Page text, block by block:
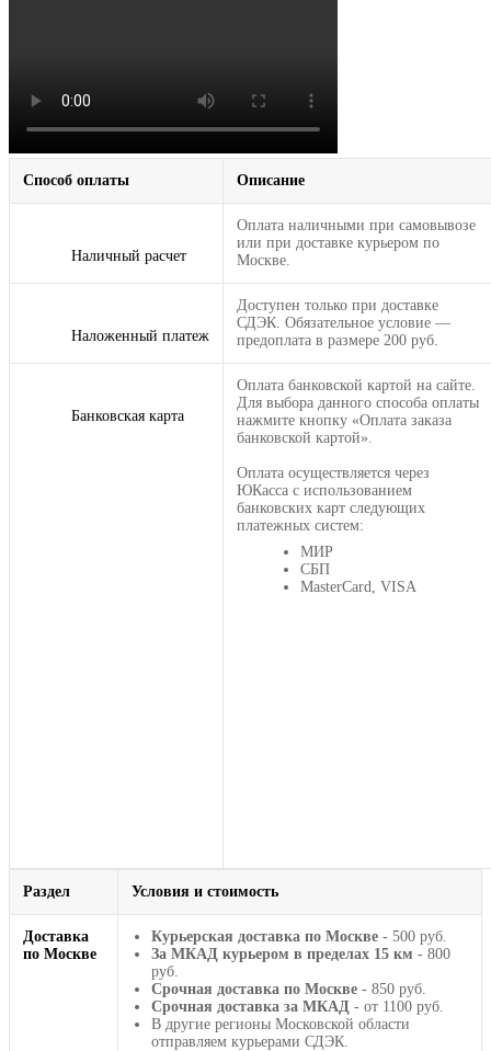
Способ оплаты Описание
Наличный расчет
Оплата наличными при самовывозе
или при доставке курьером по
Москве.
Наложенный платеж
Доступен только при доставке
СДЭК. Обязательное условие —
предоплата в размере 200 руб.
Банковская карта
Оплата банковской картой на сайте.
Для выбора данного способа оплаты
нажмите кнопку «Оплата заказа
банковской картой».
Оплата осуществляется через
ЮКасса с использованием
банковских карт следующих
платежных систем:
МИР
СБП
MasterCard, VISA
Раздел Условия и стоимость
Доставка
по Москве
Курьерская доставка по Москве - 500 руб.
За МКАД курьером в пределах 15 км - 800
руб.
Срочная доставка по Москве - 850 руб.
Срочная доставка за МКАД - от 1100 руб.
В другие регионы Московской области
отправляем курьерами СДЭК.